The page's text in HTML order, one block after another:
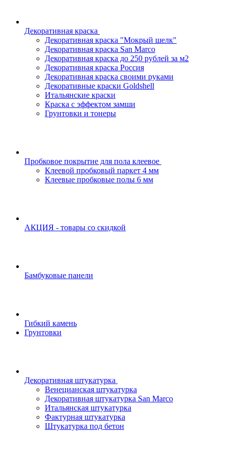
Декоративная краска
Декоративная краска "Мокрый шелк"
Декоративная краска San Marco
Декоративная краска до 250 рублей за м2
Декоративная краска Россия
Декоративная краска своими руками
Декоративные краски Goldshell
Итальянские краски
Краска с эффектом замши
Грунтовки и тонеры
Пробковое покрытие для пола клеевое
Клеевой пробковый паркет 4 мм
Клеевые пробковые полы 6 мм
АКЦИЯ - товары со скидкой
Бамбуковые панели
Гибкий камень
Грунтовки
Декоративная штукатурка
Венецианская штукатурка
Декоративная штукатурка San Marco
Итальянская штукатурка
Фактурная штукатурка
Штукатурка под бетон